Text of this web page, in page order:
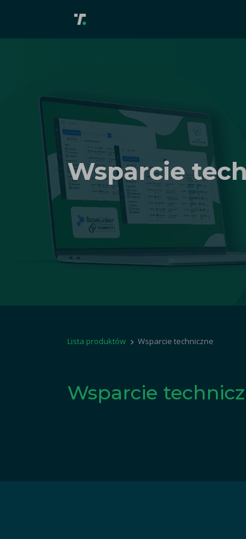
Wsparcie
Lista produktów Wsparcie techniczne
Wsparcie